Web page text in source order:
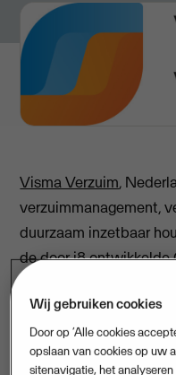
Visma Verzuim,
verzuimmanagement,
duurzaam inzetbaar
de doori8ontwikkelde
aan.
Odata connector
Wij gebruiken cookies
Door op ‘Alle cookies
opslaan van cookies op uw
sitenavigatie, het